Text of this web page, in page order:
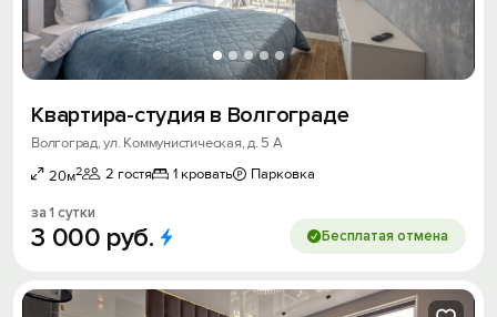
Квартира-студия в Волгограде
Волгоград, ул. Коммунистическая, д. 5 А
20м2 2 гостя 1 кровать Парковка
за 1 сутки
3 000 руб. Бесплатая отмена